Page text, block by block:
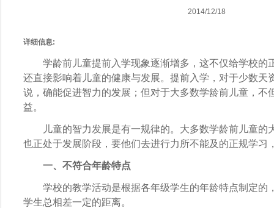
2014/12/18
详细信息:
学龄前儿童提前入学现象逐渐增多，这不仅给学校的
还直接影响着儿童的健康与发展。提前入学，对于少数天
说，确能促进智力的发展；但对于大多数学龄前儿童，不
益。
儿童的智力发展是有一规律的。大多数学龄前儿童的
也正处于发展阶段，要他们去进行力所不能及的正规学习
一、不符合年龄特点
学校的教学活动是根据各年级学生的年龄特点制定的
学生总相差一定的距离。